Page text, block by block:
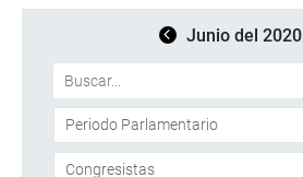
Junio del 2020